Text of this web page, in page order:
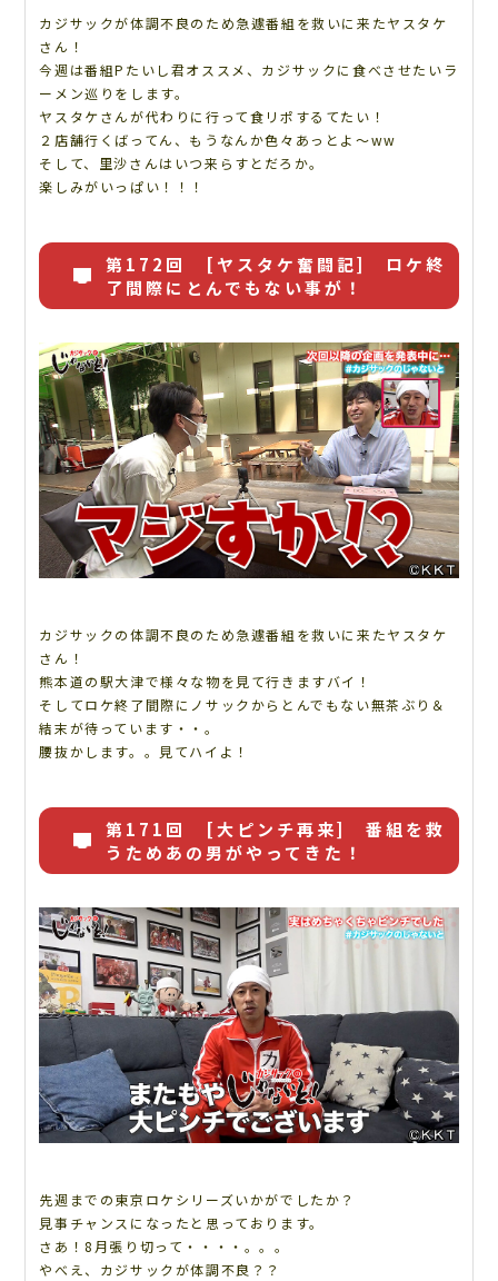
カジサックが体調不良のため急遽番組を救いに来たヤスタケ
さん！
今週は番組Pたいし君オススメ、カジサックに食べさせたいラ
ーメン巡りをします。
ヤスタケさんが代わりに行って食リポするてたい！
２店舗行くばってん、もうなんか色々あっとよ～ww
そして、里沙さんはいつ来らすとだろか。
楽しみがいっぱい！！！
第172回 [ヤスタケ奮闘記] ロケ終
了間際にとんでもない事が！
カジサックの体調不良のため急遽番組を救いに来たヤスタケ
さん！
熊本道の駅大津で様々な物を見て行きますバイ！
そしてロケ終了間際にノサックからとんでもない無茶ぶり＆
結末が待っています・・。
腰抜かします。。見てハイよ！
第171回 [大ピンチ再来] 番組を救
うためあの男がやってきた！
先週までの東京ロケシリーズいかがでしたか？
見事チャンスになったと思っております。
さあ！8月張り切って・・・・。。。
やべえ、カジサックが体調不良？？